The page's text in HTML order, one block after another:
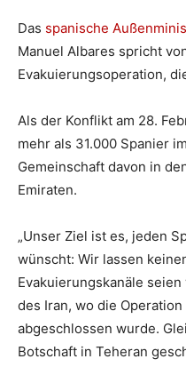
Das spanische
Manuel Albares spricht
Evakuierungsoperation,
Als der Konflikt am 28.
mehr als 31.000 Spanier
Gemeinschaft davon in
Emiraten.
„Unser Ziel ist es, jeden
wünscht: Wir lassen
Evakuierungskanäle
des Iran, wo die
abgeschlossen wurde.
Botschaft in Teheran